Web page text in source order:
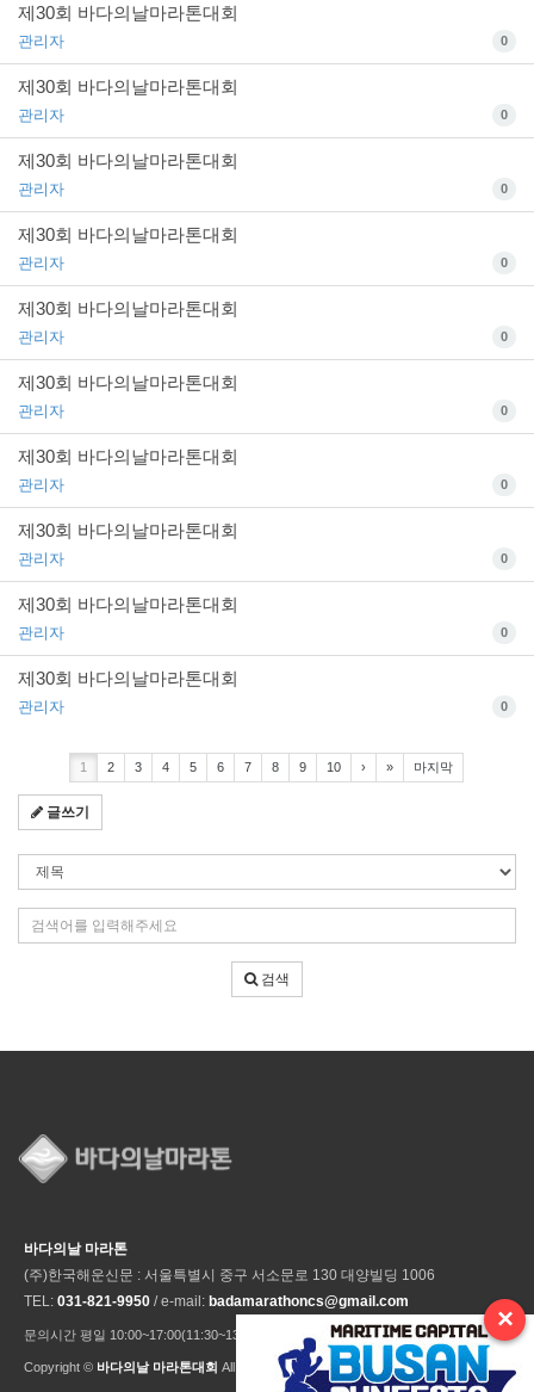
제30회 바다의날마라톤대회
관리자 0
제30회 바다의날마라톤대회
관리자 0
제30회 바다의날마라톤대회
관리자 0
제30회 바다의날마라톤대회
관리자 0
제30회 바다의날마라톤대회
관리자 0
제30회 바다의날마라톤대회
관리자 0
제30회 바다의날마라톤대회
관리자 0
제30회 바다의날마라톤대회
관리자 0
제30회 바다의날마라톤대회
관리자 0
제30회 바다의날마라톤대회
관리자 0
1 2 3 4 5 6 7 8 9 10 › » 마지막
글쓰기
색
조
색
어
입
검색
바다의날 마라톤
(주)한국해운신문 : 서울특별시 중구 서소문로 130 대양빌딩 1006
TEL: 031-821-9950 / e-mail: badamarathoncs@gmail.com
문의시간 평일 10:00~17:00(11:30~13:30 점심시간) ※ 주말 및 공휴일 미운영
Copyright © 바다의날 마라톤대회 All Rights Reseved.
×